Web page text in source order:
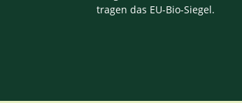
tragen das EU-Bio-Siegel.